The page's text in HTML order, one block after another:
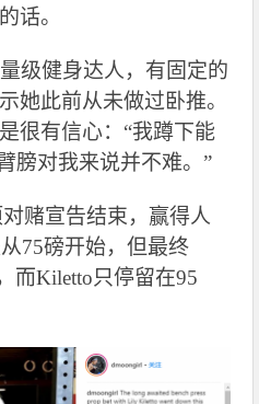
话。
级健身达人，有固定的
她此前从未做过卧推。
很有信心：“我蹲下能
膀对我来说并不难。”
赌宣告结束，赢得人
75磅开始，但最终
而Kiletto只停留在95